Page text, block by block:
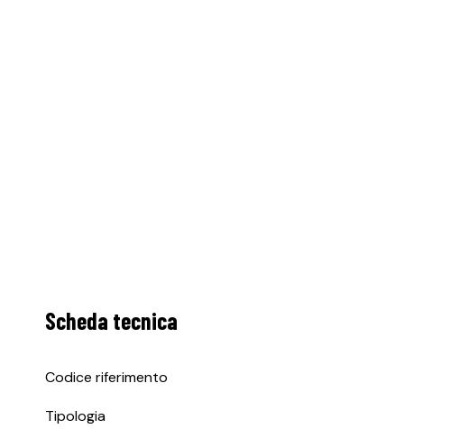
Scheda tecnica
Codice riferimento
Tipologia